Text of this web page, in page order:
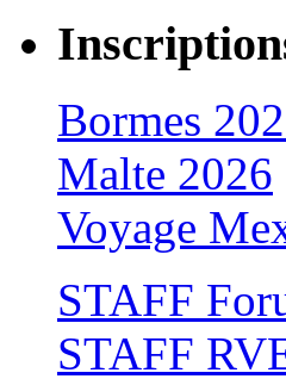
Bormes
Malte 2026
Voyage
STAFF
STAFF